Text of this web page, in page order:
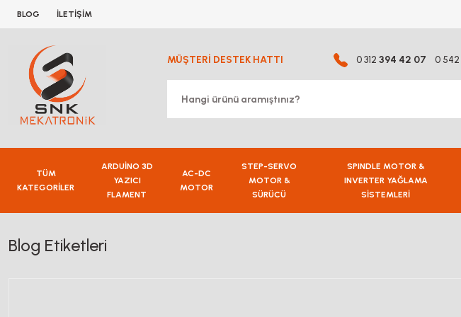
BLOG İLETİŞİM
MÜŞTERİ DESTEK HATTI 0 312 394 42 07 0 542
TÜM
KATEGORİLER
ARDUİNO 3D
YAZICI
FLAMENT
AC-DC
MOTOR
STEP-SERVO
MOTOR &
SÜRÜCÜ
SPINDLE MOTOR &
INVERTER YAĞLAMA
SİSTEMLERİ
Blog Etiketleri